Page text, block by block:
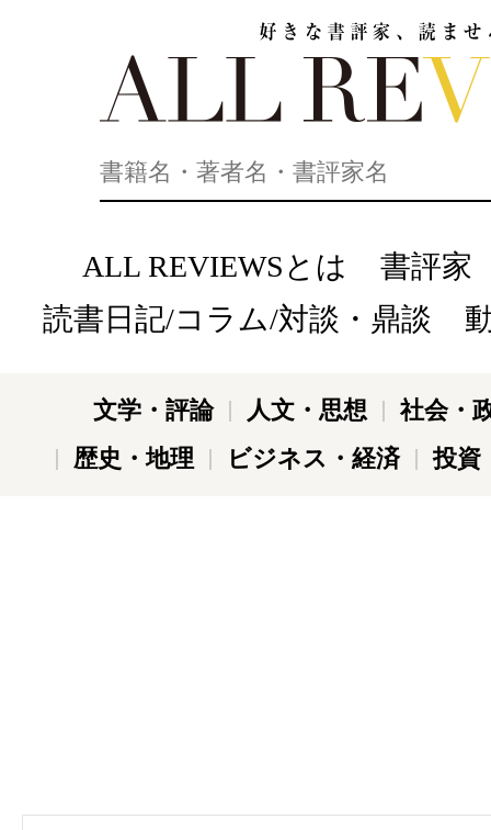
ALL REVIEWSとは
書評家
読書日記/コラム/対談・鼎談
文学・評論 人文・思想
社会・
歴史・地理
ビジネス・経済 投資